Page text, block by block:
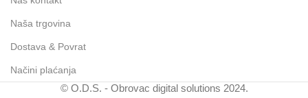
Naša trgovina
Dostava & Povrat
Načini plaćanja
© O.D.S. - Obrovac digital solutions 2024.